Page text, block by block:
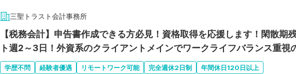
三聖トラスト会計事務所
【税務会計】申告書作成できる方必見！資格取得を応援します！閑散期
ト週2～3日！外資系のクライアントメインでワークライフバランス重視
学歴不問 経験者優遇 リモートワーク可能 完全週休2日制 年間休日120日以上